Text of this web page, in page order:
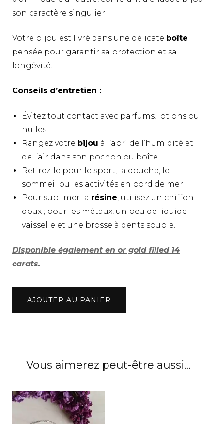
son caractère singulier.
Votre bijou est livré dans une délicate boîte
pensée pour garantir sa protection et sa
longévité.
Conseils d’entretien :
Évitez tout contact avec parfums, lotions ou
huiles.
Rangez votre bijou à l’abri de l’humidité et
de l’air dans son pochon ou boîte.
Retirez-le pour le sport, la douche, le
sommeil ou les activités en bord de mer.
Pour sublimer la résine, utilisez un chiffon
doux ; pour les métaux, un peu de liquide
vaisselle et une brosse à dents souple.
Disponible également en or gold filled 14
carats.
quantité
Boucles
argent
AJOUTER AU PANIER
Vous aimerez peut-être aussi…